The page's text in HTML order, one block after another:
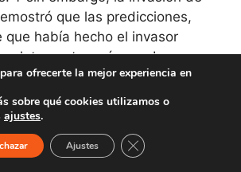
que las predicciones,
que había hecho el invasor
erróneas. Los
aseguraban que sería un
Rusia, que en una semana
y que Putin saldría con
Bueno, pues llevamos
de guerra, sanciones, crisis
ofrecerte la mejor experiencia en
sobre qué cookies utilizamos o
ajustes.
Ajustes Cerrar el banner de